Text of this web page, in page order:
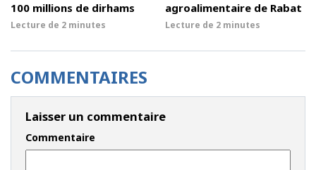
100 millions de dirhams
Lecture de 2 minutes
agroalimentaire de Rabat
Lecture de 2 minutes
COMMENTAIRES
Laisser un commentaire
Commentaire